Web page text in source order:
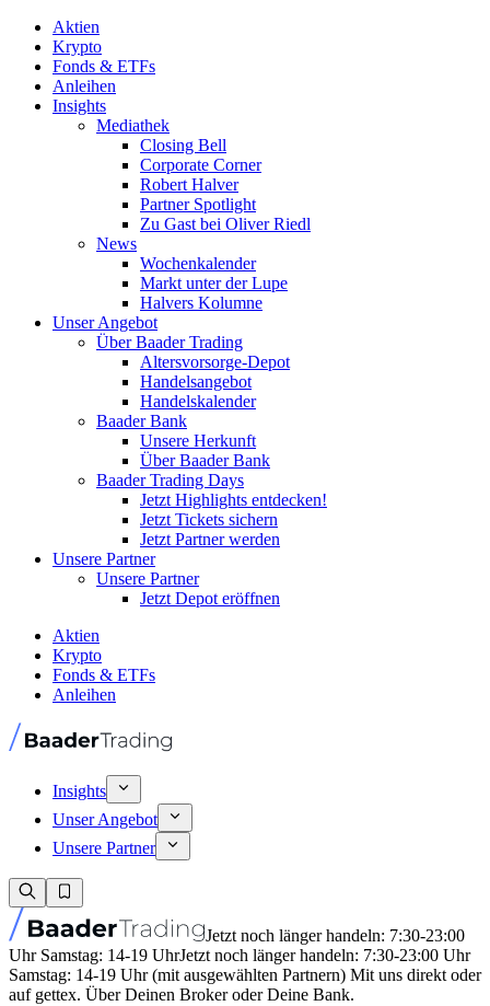
Aktien
Krypto
Fonds & ETFs
Anleihen
Insights
Mediathek
Closing Bell
Corporate Corner
Robert Halver
Partner Spotlight
Zu Gast bei Oliver Riedl
News
Wochenkalender
Markt unter der Lupe
Halvers Kolumne
Unser Angebot
Über Baader Trading
Altersvorsorge-Depot
Handelsangebot
Handelskalender
Baader Bank
Unsere Herkunft
Über Baader Bank
Baader Trading Days
Jetzt Highlights entdecken!
Jetzt Tickets sichern
Jetzt Partner werden
Unsere Partner
Unsere Partner
Jetzt Depot eröffnen
Aktien
Krypto
Fonds & ETFs
Anleihen
Insights
Unser Angebot
Unsere Partner
Jetzt noch länger handeln: 7:30-23:00
Uhr Samstag: 14-19 UhrJetzt noch länger handeln: 7:30-23:00 Uhr
Samstag: 14-19 Uhr (mit ausgewählten Partnern) Mit uns direkt oder
auf gettex. Über Deinen Broker oder Deine Bank.